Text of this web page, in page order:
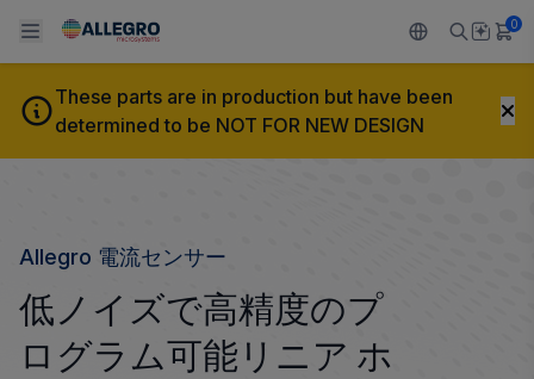
Back To Main Menu
レギュレート
ドライブ
Back To Main Menu
工業
コンシューマー
Back To Main Menu
パッケージング
品質基準および環境保証について
Back To Main Menu
Back To Main Menu
キャリア
企業責任
0
A1363
These parts are in production but have been
determined to be NOT FOR NEW DESIGN
Allegro 電流センサー
低ノイズで高精度のプ
ログラム可能リニア ホ